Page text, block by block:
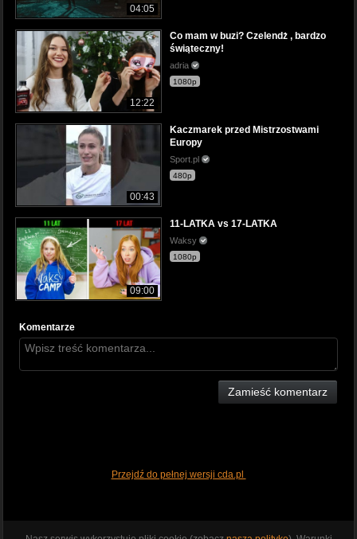
04:05
12:22
Co mam w buzi? Czelendż , bardzo
świąteczny!
adria
1080p
00:43
Kaczmarek przed Mistrzostwami
Europy
Sport.pl
480p
09:00
11-LATKA vs 17-LATKA
Waksy
1080p
Komentarze
Zamieść komentarz
Przejdź do pełnej wersji cda.pl